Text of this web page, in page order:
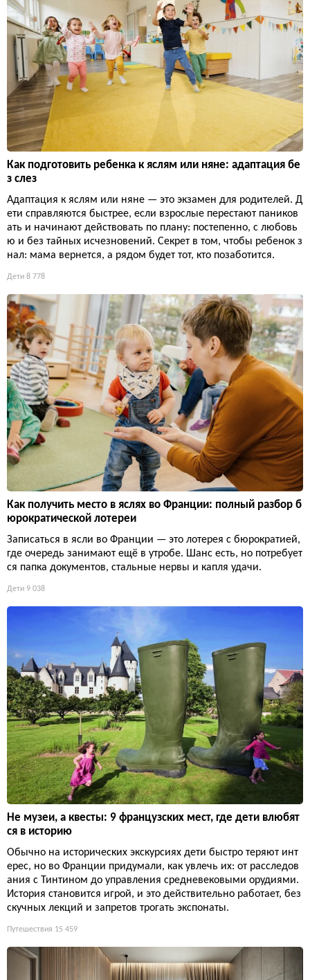
Как подготовить ребенка к яслям или няне: адаптация бе
з слез
Адаптация к яслям или няне — это экзамен для родителей. Д
ети справляются быстрее, если взрослые перестают паников
ать и начинают действовать по плану: постепенно, с любовь
ю и без тайных исчезновений. Секрет в том, чтобы ребенок з
нал: мама вернется, а рядом будет тот, кто позаботится.
Дети 8 778
Как получить место в яслях во Франции: полный разбор б
юрократической лотереи
Записаться в ясли во Франции — это лотерея с бюрократией,
где очередь занимают ещё в утробе. Шанс есть, но потребует
ся папка документов, стальные нервы и капля удачи.
Дети 9 038
Не музеи, а квесты: 9 французских мест, где дети влюбят
ся в историю
Обычно на исторических экскурсиях дети быстро теряют инт
ерес, но во Франции придумали, как увлечь их: от расследов
ания с Тинтином до управления средневековыми орудиями.
История становится игрой, и это действительно работает, без
скучных лекций и запретов трогать экспонаты.
Путешествия 15 459